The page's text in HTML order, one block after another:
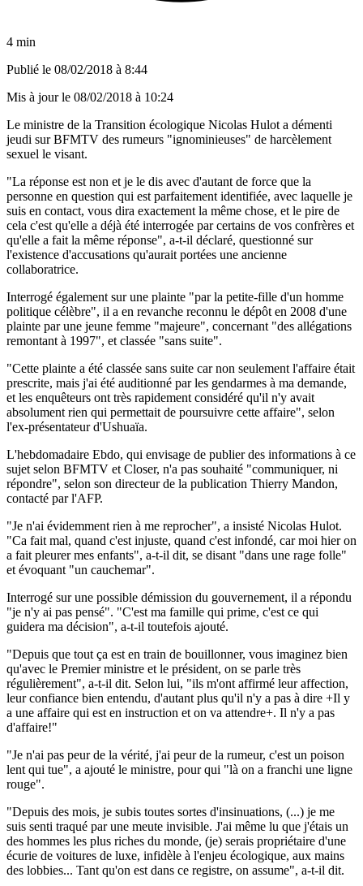
4 min
Publié le 08/02/2018 à 8:44
Mis à jour le 08/02/2018 à 10:24
Le ministre de la Transition écologique Nicolas Hulot a démenti
jeudi sur BFMTV des rumeurs "ignominieuses" de harcèlement
sexuel le visant.
"La réponse est non et je le dis avec d'autant de force que la
personne en question qui est parfaitement identifiée, avec laquelle je
suis en contact, vous dira exactement la même chose, et le pire de
cela c'est qu'elle a déjà été interrogée par certains de vos confrères et
qu'elle a fait la même réponse", a-t-il déclaré, questionné sur
l'existence d'accusations qu'aurait portées une ancienne
collaboratrice.
Interrogé également sur une plainte "par la petite-fille d'un homme
politique célèbre", il a en revanche reconnu le dépôt en 2008 d'une
plainte par une jeune femme "majeure", concernant "des allégations
remontant à 1997", et classée "sans suite".
"Cette plainte a été classée sans suite car non seulement l'affaire était
prescrite, mais j'ai été auditionné par les gendarmes à ma demande,
et les enquêteurs ont très rapidement considéré qu'il n'y avait
absolument rien qui permettait de poursuivre cette affaire", selon
l'ex-présentateur d'Ushuaïa.
L'hebdomadaire Ebdo, qui envisage de publier des informations à ce
sujet selon BFMTV et Closer, n'a pas souhaité "communiquer, ni
répondre", selon son directeur de la publication Thierry Mandon,
contacté par l'AFP.
"Je n'ai évidemment rien à me reprocher", a insisté Nicolas Hulot.
"Ca fait mal, quand c'est injuste, quand c'est infondé, car moi hier on
a fait pleurer mes enfants", a-t-il dit, se disant "dans une rage folle"
et évoquant "un cauchemar".
Interrogé sur une possible démission du gouvernement, il a répondu
"je n'y ai pas pensé". "C'est ma famille qui prime, c'est ce qui
guidera ma décision", a-t-il toutefois ajouté.
"Depuis que tout ça est en train de bouillonner, vous imaginez bien
qu'avec le Premier ministre et le président, on se parle très
régulièrement", a-t-il dit. Selon lui, "ils m'ont affirmé leur affection,
leur confiance bien entendu, d'autant plus qu'il n'y a pas à dire +Il y
a une affaire qui est en instruction et on va attendre+. Il n'y a pas
d'affaire!"
"Je n'ai pas peur de la vérité, j'ai peur de la rumeur, c'est un poison
lent qui tue", a ajouté le ministre, pour qui "là on a franchi une ligne
rouge".
"Depuis des mois, je subis toutes sortes d'insinuations, (...) je me
suis senti traqué par une meute invisible. J'ai même lu que j'étais un
des hommes les plus riches du monde, (je) serais propriétaire d'une
écurie de voitures de luxe, infidèle à l'enjeu écologique, aux mains
des lobbies... Tant qu'on est dans ce registre, on assume", a-t-il dit.